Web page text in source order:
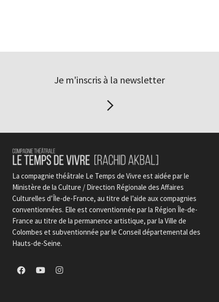
Je m'inscris à la newsletter
La compagnie théâtrale Le Temps de Vivre est aidée par le
Ministère de la Culture / Direction Régionale des Affaires
Culturelles d’Île-de-France, au titre de l’aide aux compagnies
conventionnées. Elle est conventionnée par la Région Île-de-
France au titre de la permanence artistique, par la Ville de
Colombes et subventionnée par le Conseil départemental des
Hauts-de-Seine.